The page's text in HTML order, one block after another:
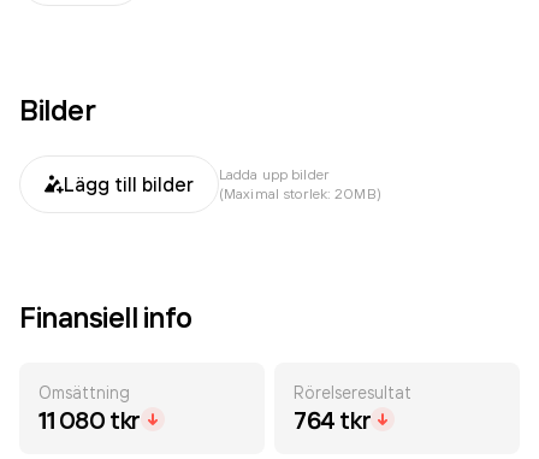
Bilder
Lägg till bilder
Ladda upp bilder
(Maximal storlek: 20MB)
Finansiell info
Omsättning
11 080 tkr
Rörelseresultat
764 tkr